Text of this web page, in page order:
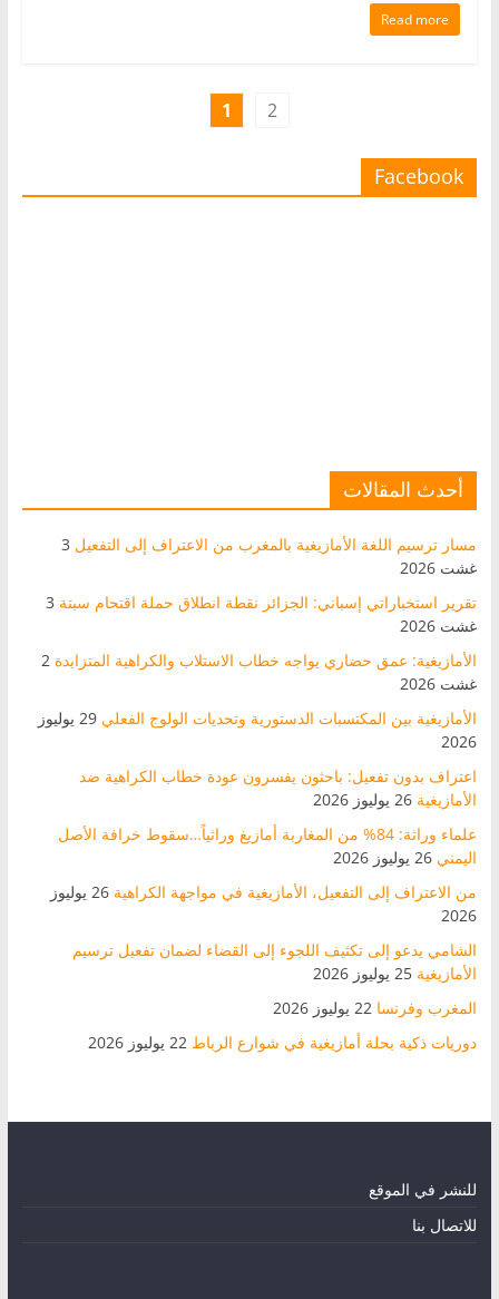
Read more
1 2
Facebook
أحدث المقالات
مسار ترسيم اللغة الأمازيغية بالمغرب من الاعتراف إلى التفعيل 3
غشت 2026
تقرير استخباراتي إسباني: الجزائر نقطة انطلاق حملة اقتحام سبتة 3
غشت 2026
الأمازيغية: عمق حضاري يواجه خطاب الاستلاب والكراهية المتزايدة 2
غشت 2026
الأمازيغية بين المكتسبات الدستورية وتحديات الولوج الفعلي
29 يوليوز
2026
اعتراف بدون تفعيل: باحثون يفسرون عودة خطاب الكراهية ضد
الأمازيغية 26 يوليوز 2026
علماء وراثة: 84% من المغاربة أمازيغ وراثياً…سقوط خرافة الأصل
اليمني 26 يوليوز 2026
من الاعتراف إلى التفعيل، الأمازيغية في مواجهة الكراهية
26 يوليوز
2026
الشامي يدعو إلى تكثيف اللجوء إلى القضاء لضمان تفعيل ترسيم
الأمازيغية 25 يوليوز 2026
المغرب وفرنسا 22 يوليوز 2026
دوريات ذكية بحلة أمازيغية في شوارع الرباط 22 يوليوز 2026
للنشر في الموقع
للاتصال بنا